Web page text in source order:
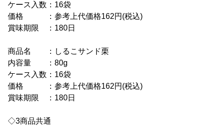
ケース入数：16袋
価格 ：参考上代価格162円(税込)
賞味期限 ：180日
商品名 ：しるこサンド栗
内容量 ：80g
ケース入数：16袋
価格 ：参考上代価格162円(税込)
賞味期限 ：180日
◇3商品共通